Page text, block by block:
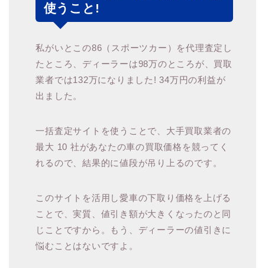
使うこと!
私がいとこの86（スポーツカー）を代理査定し
たところ、ディーラーは98万のところが、買取
業者では132万になりました! 34万円の利益が
出ました。
一括査定サイトを使うことで、大手買取業者の
最大 10 社があなたの車の買取価格を競ってく
れるので、結果的に値段が吊り上るのです。
このサイトを活用し愛車の下取り価格を上げる
ことで、実質、値引き額が大きくなったのと同
じことですから。もう、ディーラーの値引きに
悩むことはないですよ。